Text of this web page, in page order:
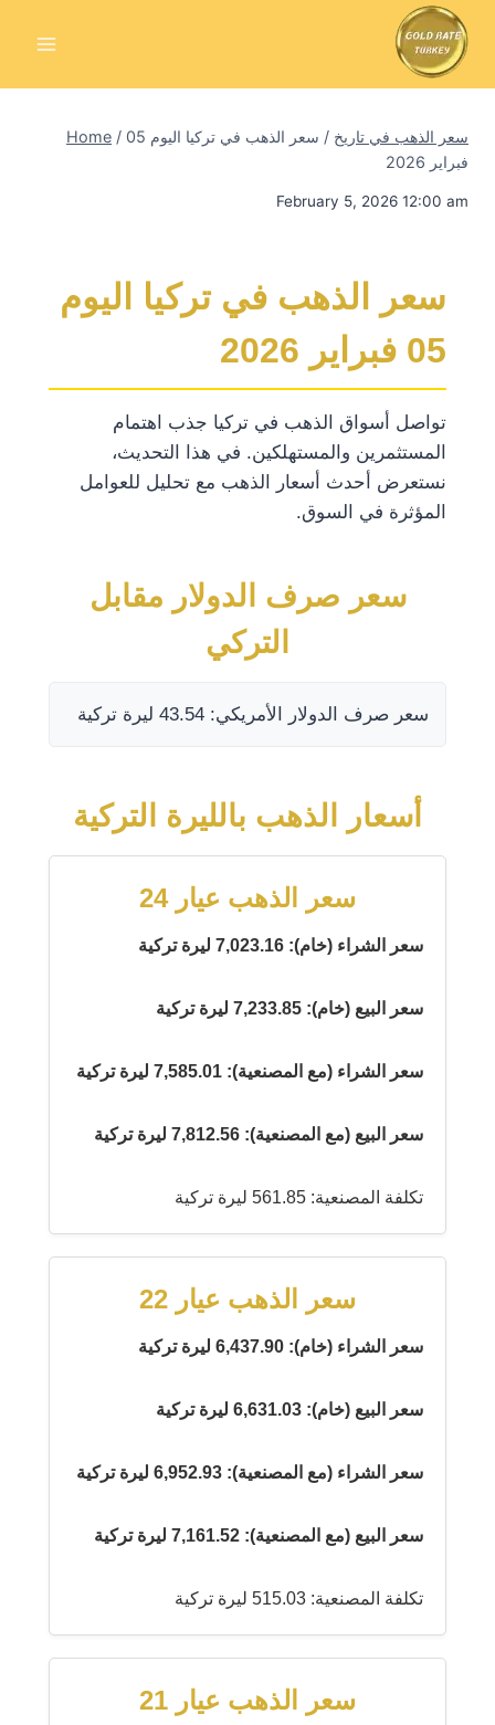
Home / سعر الذهب في تاريخ /
سعر الذهب في تركيا اليوم 05
فبراير 2026
February 5, 2026 12:00 am
سعر الذهب في تركيا اليوم
05 فبراير 2026
تواصل أسواق الذهب في تركيا جذب اهتمام
المستثمرين والمستهلكين. في هذا التحديث،
نستعرض أحدث أسعار الذهب مع تحليل للعوامل
المؤثرة في السوق.
سعر صرف الدولار مقابل
التركي
سعر صرف الدولار الأمريكي: 43.54 ليرة تركية
أسعار الذهب بالليرة التركية
سعر الذهب عيار 24
سعر الشراء (خام): 7,023.16 ليرة تركية
سعر البيع (خام): 7,233.85 ليرة تركية
سعر الشراء (مع المصنعية): 7,585.01 ليرة تركية
سعر البيع (مع المصنعية): 7,812.56 ليرة تركية
تكلفة المصنعية: 561.85 ليرة تركية
سعر الذهب عيار 22
سعر الشراء (خام): 6,437.90 ليرة تركية
سعر البيع (خام): 6,631.03 ليرة تركية
سعر الشراء (مع المصنعية): 6,952.93 ليرة تركية
سعر البيع (مع المصنعية): 7,161.52 ليرة تركية
تكلفة المصنعية: 515.03 ليرة تركية
سعر الذهب عيار 21